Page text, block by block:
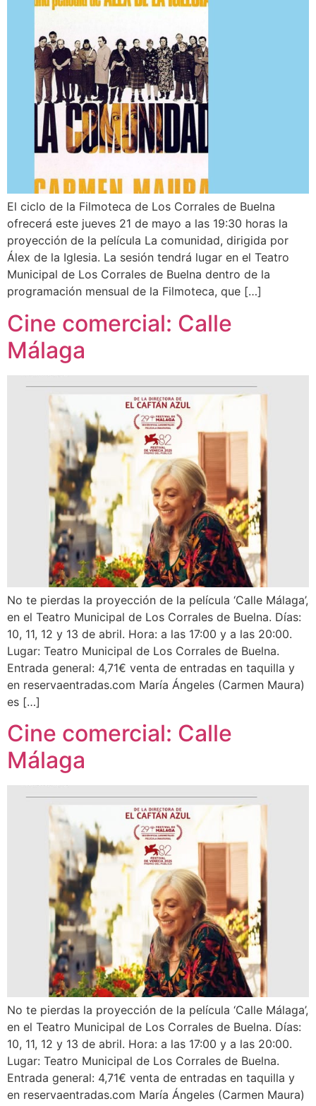
El ciclo de la Filmoteca de Los Corrales de Buelna
ofrecerá este jueves 21 de mayo a las 19:30 horas la
proyección de la película La comunidad, dirigida por
Álex de la Iglesia. La sesión tendrá lugar en el Teatro
Municipal de Los Corrales de Buelna dentro de la
programación mensual de la Filmoteca, que […]
Cine comercial: Calle
Málaga
No te pierdas la proyección de la película ‘Calle Málaga’,
en el Teatro Municipal de Los Corrales de Buelna. Días:
10, 11, 12 y 13 de abril. Hora: a las 17:00 y a las 20:00.
Lugar: Teatro Municipal de Los Corrales de Buelna.
Entrada general: 4,71€ venta de entradas en taquilla y
en reservaentradas.com María Ángeles (Carmen Maura)
es […]
Cine comercial: Calle
Málaga
No te pierdas la proyección de la película ‘Calle Málaga’,
en el Teatro Municipal de Los Corrales de Buelna. Días:
10, 11, 12 y 13 de abril. Hora: a las 17:00 y a las 20:00.
Lugar: Teatro Municipal de Los Corrales de Buelna.
Entrada general: 4,71€ venta de entradas en taquilla y
en reservaentradas.com María Ángeles (Carmen Maura)